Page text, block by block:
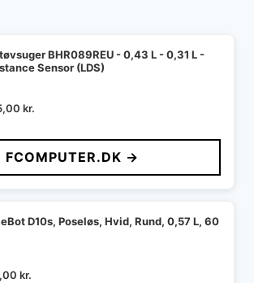
BHR089REU - 0,43 L - 0,31 L -
Sensor (LDS)
kr.
FCOMPUTER.DK →
D10s, Poseløs, Hvid, Rund, 0,57 L, 60
kr.